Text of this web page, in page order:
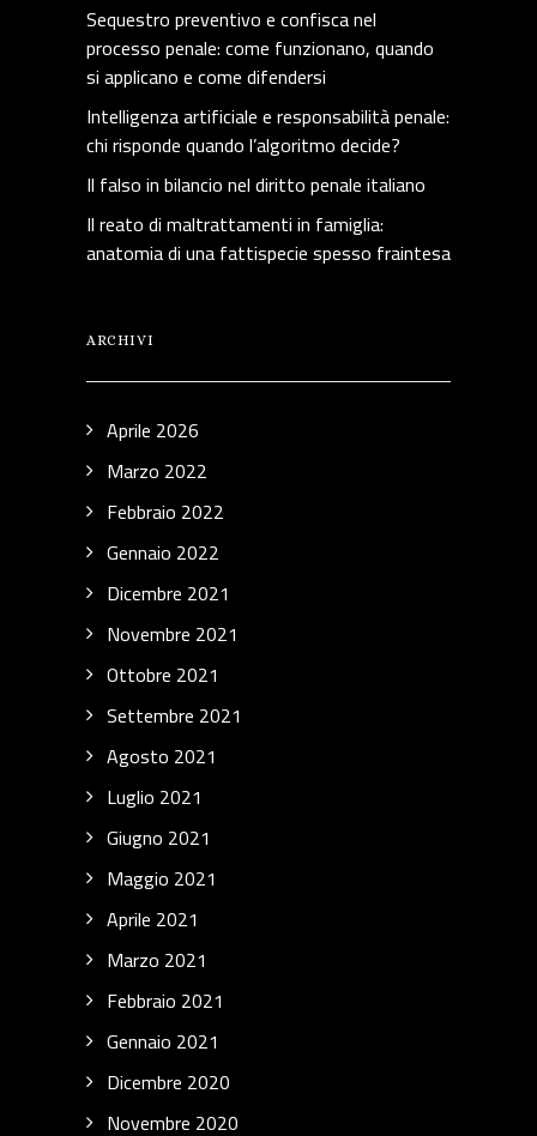
Sequestro preventivo e confisca nel
processo penale: come funzionano, quando
si applicano e come difendersi
Intelligenza artificiale e responsabilità penale:
chi risponde quando l’algoritmo decide?
Il falso in bilancio nel diritto penale italiano
Il reato di maltrattamenti in famiglia:
anatomia di una fattispecie spesso fraintesa
ARCHIVI
Aprile 2026
Marzo 2022
Febbraio 2022
Gennaio 2022
Dicembre 2021
Novembre 2021
Ottobre 2021
Settembre 2021
Agosto 2021
Luglio 2021
Giugno 2021
Maggio 2021
Aprile 2021
Marzo 2021
Febbraio 2021
Gennaio 2021
Dicembre 2020
Novembre 2020